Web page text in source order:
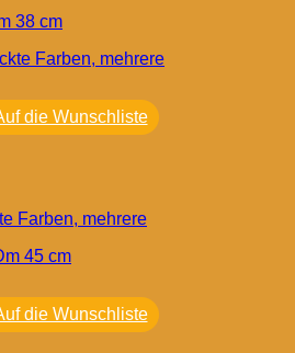
38 cm
die Wunschliste
Farben, mehrere
die Wunschliste